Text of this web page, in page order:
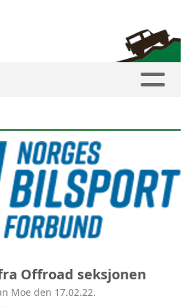
Offroad seksjonen
Moe den 17.02.22.